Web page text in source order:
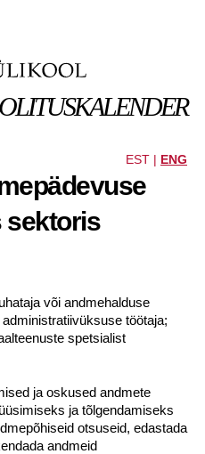
EST | ENG
sektoris
või andmehalduse
töötaja;
spetsialist
ja oskused andmete
ja tõlgendamiseks
otsuseid, edastada
andmeid